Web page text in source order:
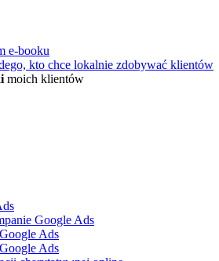
e-booku
kto chce lokalnie zdobywać klientów
moich klientów
Google Ads
Ads
Ads